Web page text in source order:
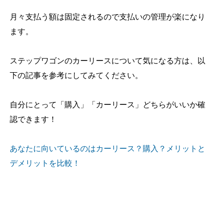
月々支払う額は固定されるので支払いの管理が楽になり
ます。
ステップワゴンのカーリースについて気になる方は、以
下の記事を参考にしてみてください。
自分にとって「購入」「カーリース」どちらがいいか確
認できます！
あなたに向いているのはカーリース？購入？メリットと
デメリットを比較！